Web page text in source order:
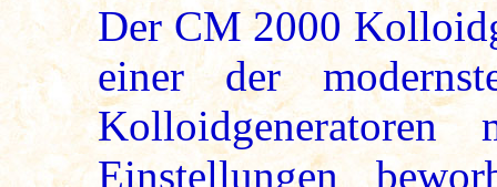
Der CM 2000
einer der
Einstellungen